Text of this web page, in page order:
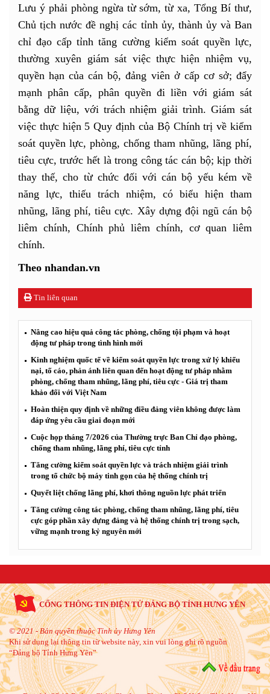
Lưu ý phải phòng ngừa từ sớm, từ xa, Tổng Bí thư,
Chủ tịch nước đề nghị các tỉnh ủy, thành ủy và Ban
chỉ đạo cấp tỉnh tăng cường kiểm soát quyền lực,
thường xuyên giám sát việc thực hiện nhiệm vụ,
quyền hạn của cán bộ, đảng viên ở cấp cơ sở; đẩy
mạnh phân cấp, phân quyền đi liền với giám sát
bằng dữ liệu, với trách nhiệm giải trình. Giám sát
việc thực hiện 5 Quy định của Bộ Chính trị về kiểm
soát quyền lực, phòng, chống tham nhũng, lãng phí,
tiêu cực, trước hết là trong công tác cán bộ; kịp thời
thay thế, cho từ chức đối với cán bộ yếu kém về
năng lực, thiếu trách nhiệm, có biểu hiện tham
nhũng, lãng phí, tiêu cực. Xây dựng đội ngũ cán bộ
liêm chính, Chính phủ liêm chính, cơ quan liêm
chính.
Theo nhandan.vn
Tin liên quan
Nâng cao hiệu quả công tác phòng, chống tội phạm và hoạt
động tư pháp trong tình hình mới
Kinh nghiệm quốc tế về kiểm soát quyền lực trong xử lý khiếu
nại, tố cáo, phản ánh liên quan đến hoạt động tư pháp nhằm
phòng, chống tham nhũng, lãng phí, tiêu cực - Giá trị tham
khảo đối với Việt Nam
Hoàn thiện quy định về những điều đảng viên không được làm
đáp ứng yêu cầu giai đoạn mới
Cuộc họp tháng 7/2026 của Thường trực Ban Chỉ đạo phòng,
chống tham nhũng, lãng phí, tiêu cực tỉnh
Tăng cường kiểm soát quyền lực và trách nhiệm giải trình
trong tổ chức bộ máy tinh gọn của hệ thống chính trị
Quyết liệt chống lãng phí, khơi thông nguồn lực phát triển
Tăng cường công tác phòng, chống tham nhũng, lãng phí, tiêu
cực góp phần xây dựng đảng và hệ thống chính trị trong sạch,
vững mạnh trong kỷ nguyên mới
CỔNG THÔNG TIN ĐIỆN TỬ ĐẢNG BỘ TỈNH HƯNG YÊN
© 2021 - Bản quyền thuộc Tỉnh ủy Hưng Yên
Khi sử dụng lại thông tin từ website này, xin vui lòng ghi rõ nguồn
“Đảng bộ Tỉnh Hưng Yên”